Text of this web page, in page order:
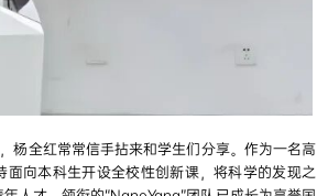
杨全红常常信手拈来和学生们分享。作为一名高
面向本科生开设全校性创新课，将科学的发现之